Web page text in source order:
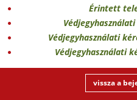
Érintett
Védjegyhasználati
Védjegyhasználati
vissza a